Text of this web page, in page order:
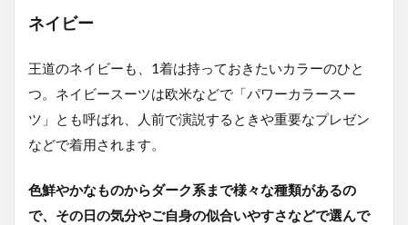
選
カノ
ニコ
4.2
クロ
ネジ
ルド
ネイビー
王道のネイビーも、1着は持っておきたいカラーのひと
つ。ネイビースーツは欧米などで「パワーカラースー
ツ」とも呼ばれ、人前で演説するときや重要なプレゼン
などで着用されます。
色鮮やかなものからダーク系まで様々な種類があるの
で、その日の気分やご自身の似合いやすさなどで選んで